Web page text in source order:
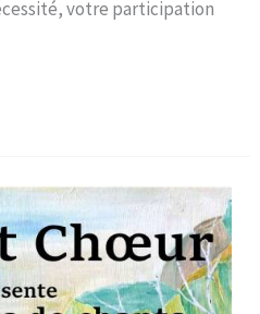
votre participation